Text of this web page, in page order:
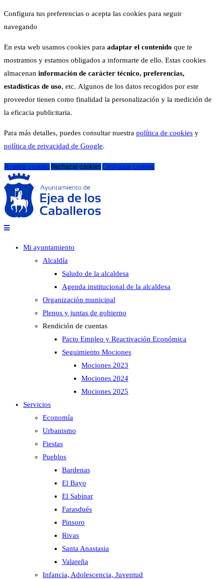
Configura tus preferencias o acepta las cookies para seguir
navegando
En esta web usamos cookies para adaptar el contenido que te
mostramos y estamos obligados a informarte de ello. Estas cookies
almacenan información de carácter técnico, preferencias,
estadísticas de uso, etc. Algunos de los datos recogidos por este
proveedor tienen como finalidad la personalización y la medición de
la eficacia publicitaria.
Para más detalles, puedes consultar nuestra política de cookies y
política de privacidad de Google.
Aceptar cookies Rechazar cookies Configurar cookies
Mi ayuntamiento
Alcaldía
Saludo de la alcaldesa
Agenda institucional de la alcaldesa
Organización municipal
Plenos y juntas de gobierno
Rendición de cuentas
Pacto Empleo y Reactivación Económica
Seguimiento Mociones
Mociones 2023
Mociones 2024
Mociones 2025
Servicios
Economía
Urbanismo
Fiestas
Pueblos
Bardenas
El Bayo
El Sabinar
Farasdués
Pinsoro
Rivas
Santa Anastasia
Valareña
Infancia, Adolescencia, Juventud